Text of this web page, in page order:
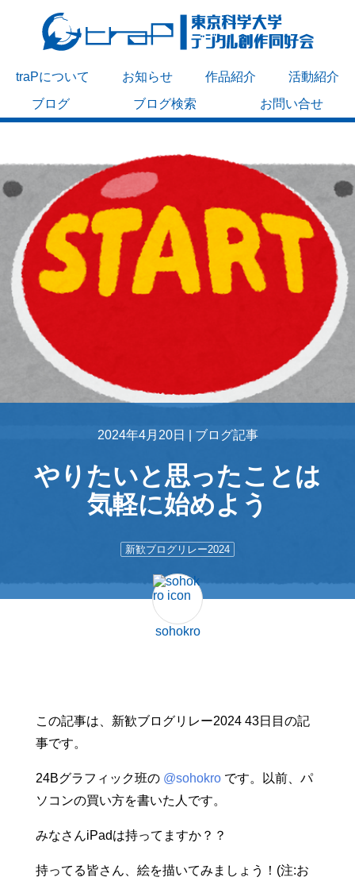
traPについて お知らせ 作品紹介
活動紹介
ブログ
ブログ検索 お問い合せ
2024年4月20日 | ブログ記事
やりたいと思ったことは
気軽に始めよう
新歓ブログリレー2024
sohokro
この記事は、新歓ブログリレー2024 43日目の記
事です。
24Bグラフィック班の @sohokroです。以前、パ
ソコンの買い方を書いた人です。
みなさんiPadは持ってますか？？
持ってる皆さん、絵を描いてみましょう！(注:お